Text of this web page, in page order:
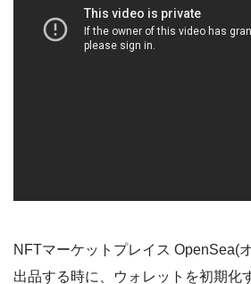
NFTマーケットプレイス OpenSea(
出品する時に、ウォレットを初期化